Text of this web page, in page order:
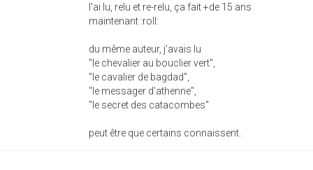
l'ai lu, relu et re-relu, ça fait +de 15 ans
maintenant :roll:
du même auteur, j'avais lu
"le chevalier au bouclier vert",
"le cavalier de bagdad",
"le messager d'athenne",
"le secret des catacombes"
peut être que certains connaissent.